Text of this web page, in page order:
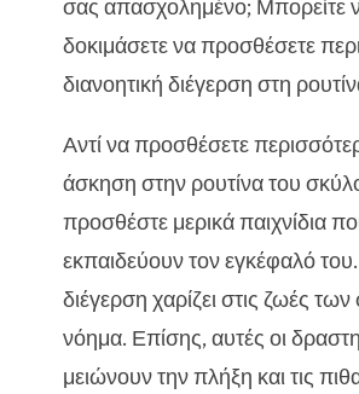
Παραλία σκύλου: Κάντε
θάλασσα
Η γάτα σας είναι επιλεκτική με
σας απασχολημένο; Μπορείτε
δοκιμάσετε να προσθέσετε
διανοητική διέγερση στη
Αντί να προσθέσετε
άσκηση στην ρουτίνα του
προσθέστε μερικά παιχνίδια
εκπαιδεύουν τον εγκέφαλό
διέγερση χαρίζει στις ζωές
νόημα. Επίσης, αυτές οι
μειώνουν την πλήξη και τις